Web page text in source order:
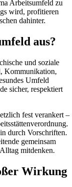
Arbeitsumfeld zu
wird, profitieren
dahinter.
aus?
und soziale
Kommunikation,
Umfeld
sicher, respektiert
fest verankert –
durch Vorschriften.
gemeinsam
mitdenken.
Wirkung